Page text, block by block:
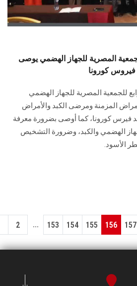
المصرية للجهاز الهضمي يوصى
كورونا
للجمعية المصرية للجهاز الهضمي
المزمنة ومرضى الكبد والأمراض
فيرس كورونا، كما أوصى بضرورة معرفة
الهضمي والكبد، وضرورة التشخيص
الأسود.
2 ... 153 154 155 156 157